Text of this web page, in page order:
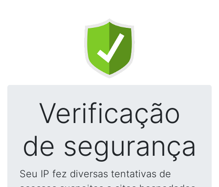
Verificação
de segurança
Seu IP fez diversas tentativas de